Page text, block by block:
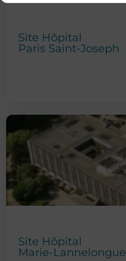
Site Hôpital
Paris Saint-Joseph
Site Hôpital
Marie-Lannelongue